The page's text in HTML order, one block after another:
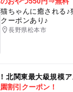
猫ちゃんに癒される
クーポンあり♪
長野県松本市
北関東最大級規模ア
割引クーポン！